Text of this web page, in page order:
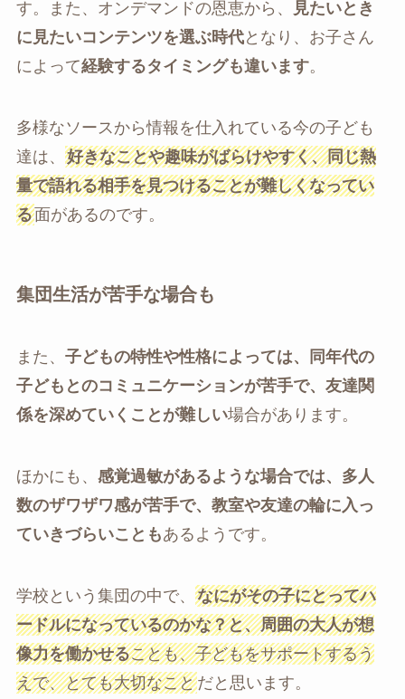
す。また、オンデマンドの恩恵から、
見たいとき
に見たいコンテンツを選ぶ時代となり、お子さん
によって経験するタイミングも違います。
多様なソースから情報を仕入れている今の子ども
達は、 好きなことや趣味がばらけやすく、同じ熱
量で語れる相手を見つけることが難しくなってい
る面があるのです。
集団生活が苦手な場合も
また、 子どもの特性や性格によっては、同年代の
子どもとのコミュニケーションが苦手で、友達関
係を深めていくことが難しい場合があります。
ほかにも、 感覚過敏があるような場合では、多人
数のザワザワ感が苦手で、教室や友達の輪に入っ
ていきづらいこともあるようです。
学校という集団の中で、 なにがその子にとってハ
ードルになっているのかな？と、周囲の大人が想
像力を働かせることも、子どもをサポートするう
えで、とても大切なことだと思います。